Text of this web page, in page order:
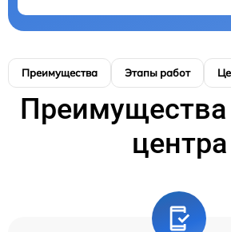
Преимущества Этапы работ
Преимущества
центра